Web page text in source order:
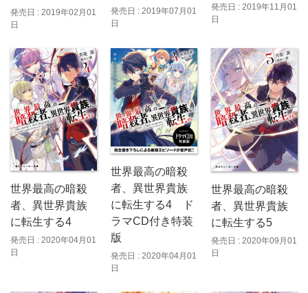
発売日 : 2019年02月01
日
発売日 : 2019年07月01
日
発売日 : 2019年11月01
日
世界最高の暗殺
者、異世界貴族
に転生する4
発売日 : 2020年04月01
日
世界最高の暗殺
者、異世界貴族
に転生する4 ド
ラマCD付き特装
版
発売日 : 2020年04月01
日
世界最高の暗殺
者、異世界貴族
に転生する5
発売日 : 2020年09月01
日